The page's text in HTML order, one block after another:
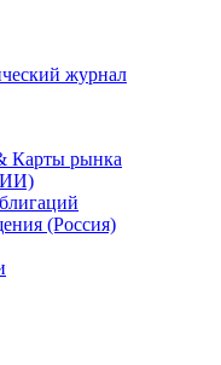
журнал
Карты рынка
(Россия)